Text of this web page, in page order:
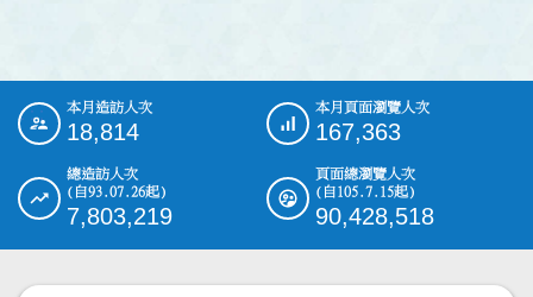
::: 本月造訪人次
18,814
本月頁面瀏覽人次
167,363
總造訪人次
(自93.07.26起)
7,803,219
頁面總瀏覽人次
(自105.7.15起)
90,428,518